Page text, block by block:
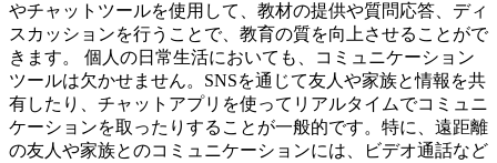
やチャットツールを使用して、教材の提供や質問応答、ディ
スカッションを行うことで、教育の質を向上させることがで
きます。 個人の日常生活においても、コミュニケーション
ツールは欠かせません。SNSを通じて友人や家族と情報を共
有したり、チャットアプリを使ってリアルタイムでコミュニ
ケーションを取ったりすることが一般的です。特に、遠距離
の友人や家族とのコミュニケーションには、ビデオ通話など